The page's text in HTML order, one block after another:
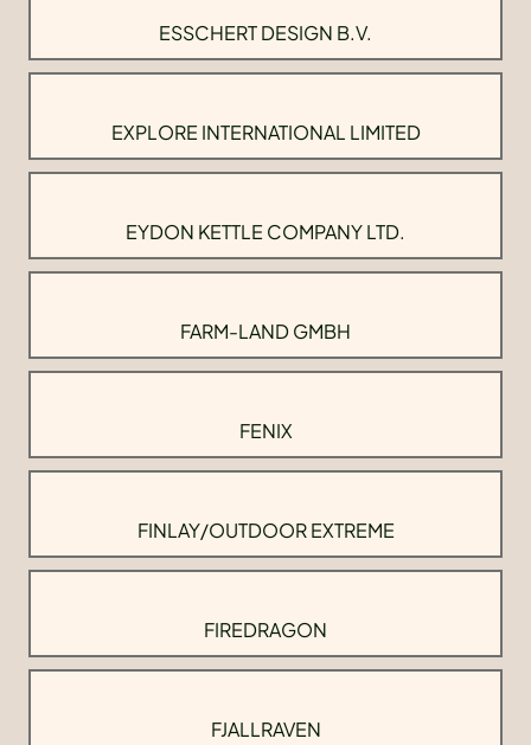
ESSCHERT DESIGN B.V.
EXPLORE INTERNATIONAL LIMITED
EYDON KETTLE COMPANY LTD.
FARM-LAND GMBH
FENIX
FINLAY/OUTDOOR EXTREME
FIREDRAGON
FJALLRAVEN